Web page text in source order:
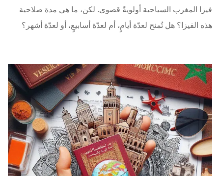
فيزا المغرب السياحية أولويةً قصوى. لكن، ما هي مدة صلاحية
هذه الفيزا؟ هل تُمنح لعدّة أيامٍ، أم لعدّة أسابيعٍ، أو لعدّة أشهر؟